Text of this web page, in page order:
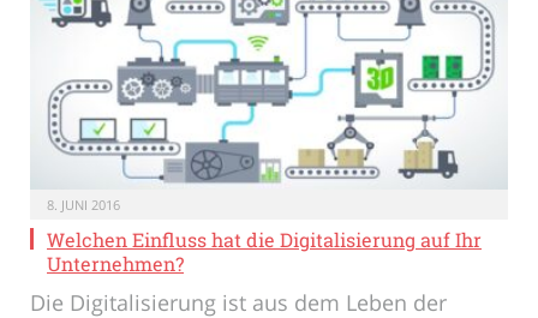
8. JUNI 2016
Welchen Einfluss hat die Digitalisierung auf Ihr
Unternehmen?
Die Digitalisierung ist aus dem Leben der